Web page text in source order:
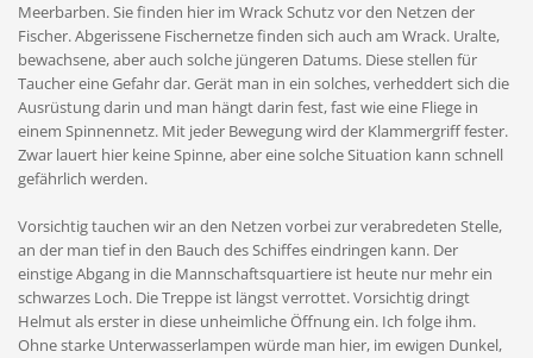
Meerbarben. Sie finden hier im Wrack Schutz vor den Netzen der
Fischer. Abgerissene Fischernetze finden sich auch am Wrack. Uralte,
bewachsene, aber auch solche jüngeren Datums. Diese stellen für
Taucher eine Gefahr dar. Gerät man in ein solches, verheddert sich die
Ausrüstung darin und man hängt darin fest, fast wie eine Fliege in
einem Spinnennetz. Mit jeder Bewegung wird der Klammergriff fester.
Zwar lauert hier keine Spinne, aber eine solche Situation kann schnell
gefährlich werden.
Vorsichtig tauchen wir an den Netzen vorbei zur verabredeten Stelle,
an der man tief in den Bauch des Schiffes eindringen kann. Der
einstige Abgang in die Mannschaftsquartiere ist heute nur mehr ein
schwarzes Loch. Die Treppe ist längst verrottet. Vorsichtig dringt
Helmut als erster in diese unheimliche Öffnung ein. Ich folge ihm.
Ohne starke Unterwasserlampen würde man hier, im ewigen Dunkel,